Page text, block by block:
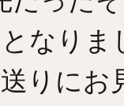
なりま
りに